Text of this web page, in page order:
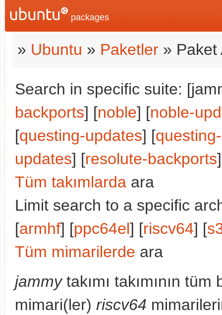
packages
» Ubuntu » Paketler » Paket
Search in specific suite:
backports] [noble] [noble-
[questing-updates] [
updates] [resolute-backports
Tüm takımlarda ara
Limit search to a specific
[armhf] [ppc64el] [riscv64] [
Tüm mimarilerde ara
jammytakımı takımının
mimari(ler) riscv64